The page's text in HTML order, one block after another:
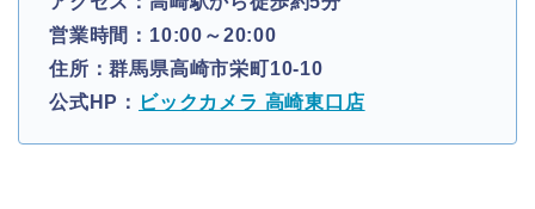
営業時間：10:00～20:00
住所：群馬県高崎市栄町10-10
公式HP： ビックカメラ 高崎東口店